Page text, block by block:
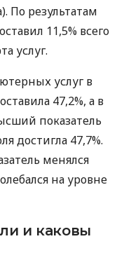
По результатам
11,5% всего
услуг.
услуг в
47,2%, а в
показатель
достигла 47,7%.
менялся
на уровне
и каковы